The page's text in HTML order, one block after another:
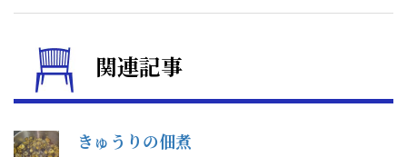
関連記事
きゅうりの佃煮